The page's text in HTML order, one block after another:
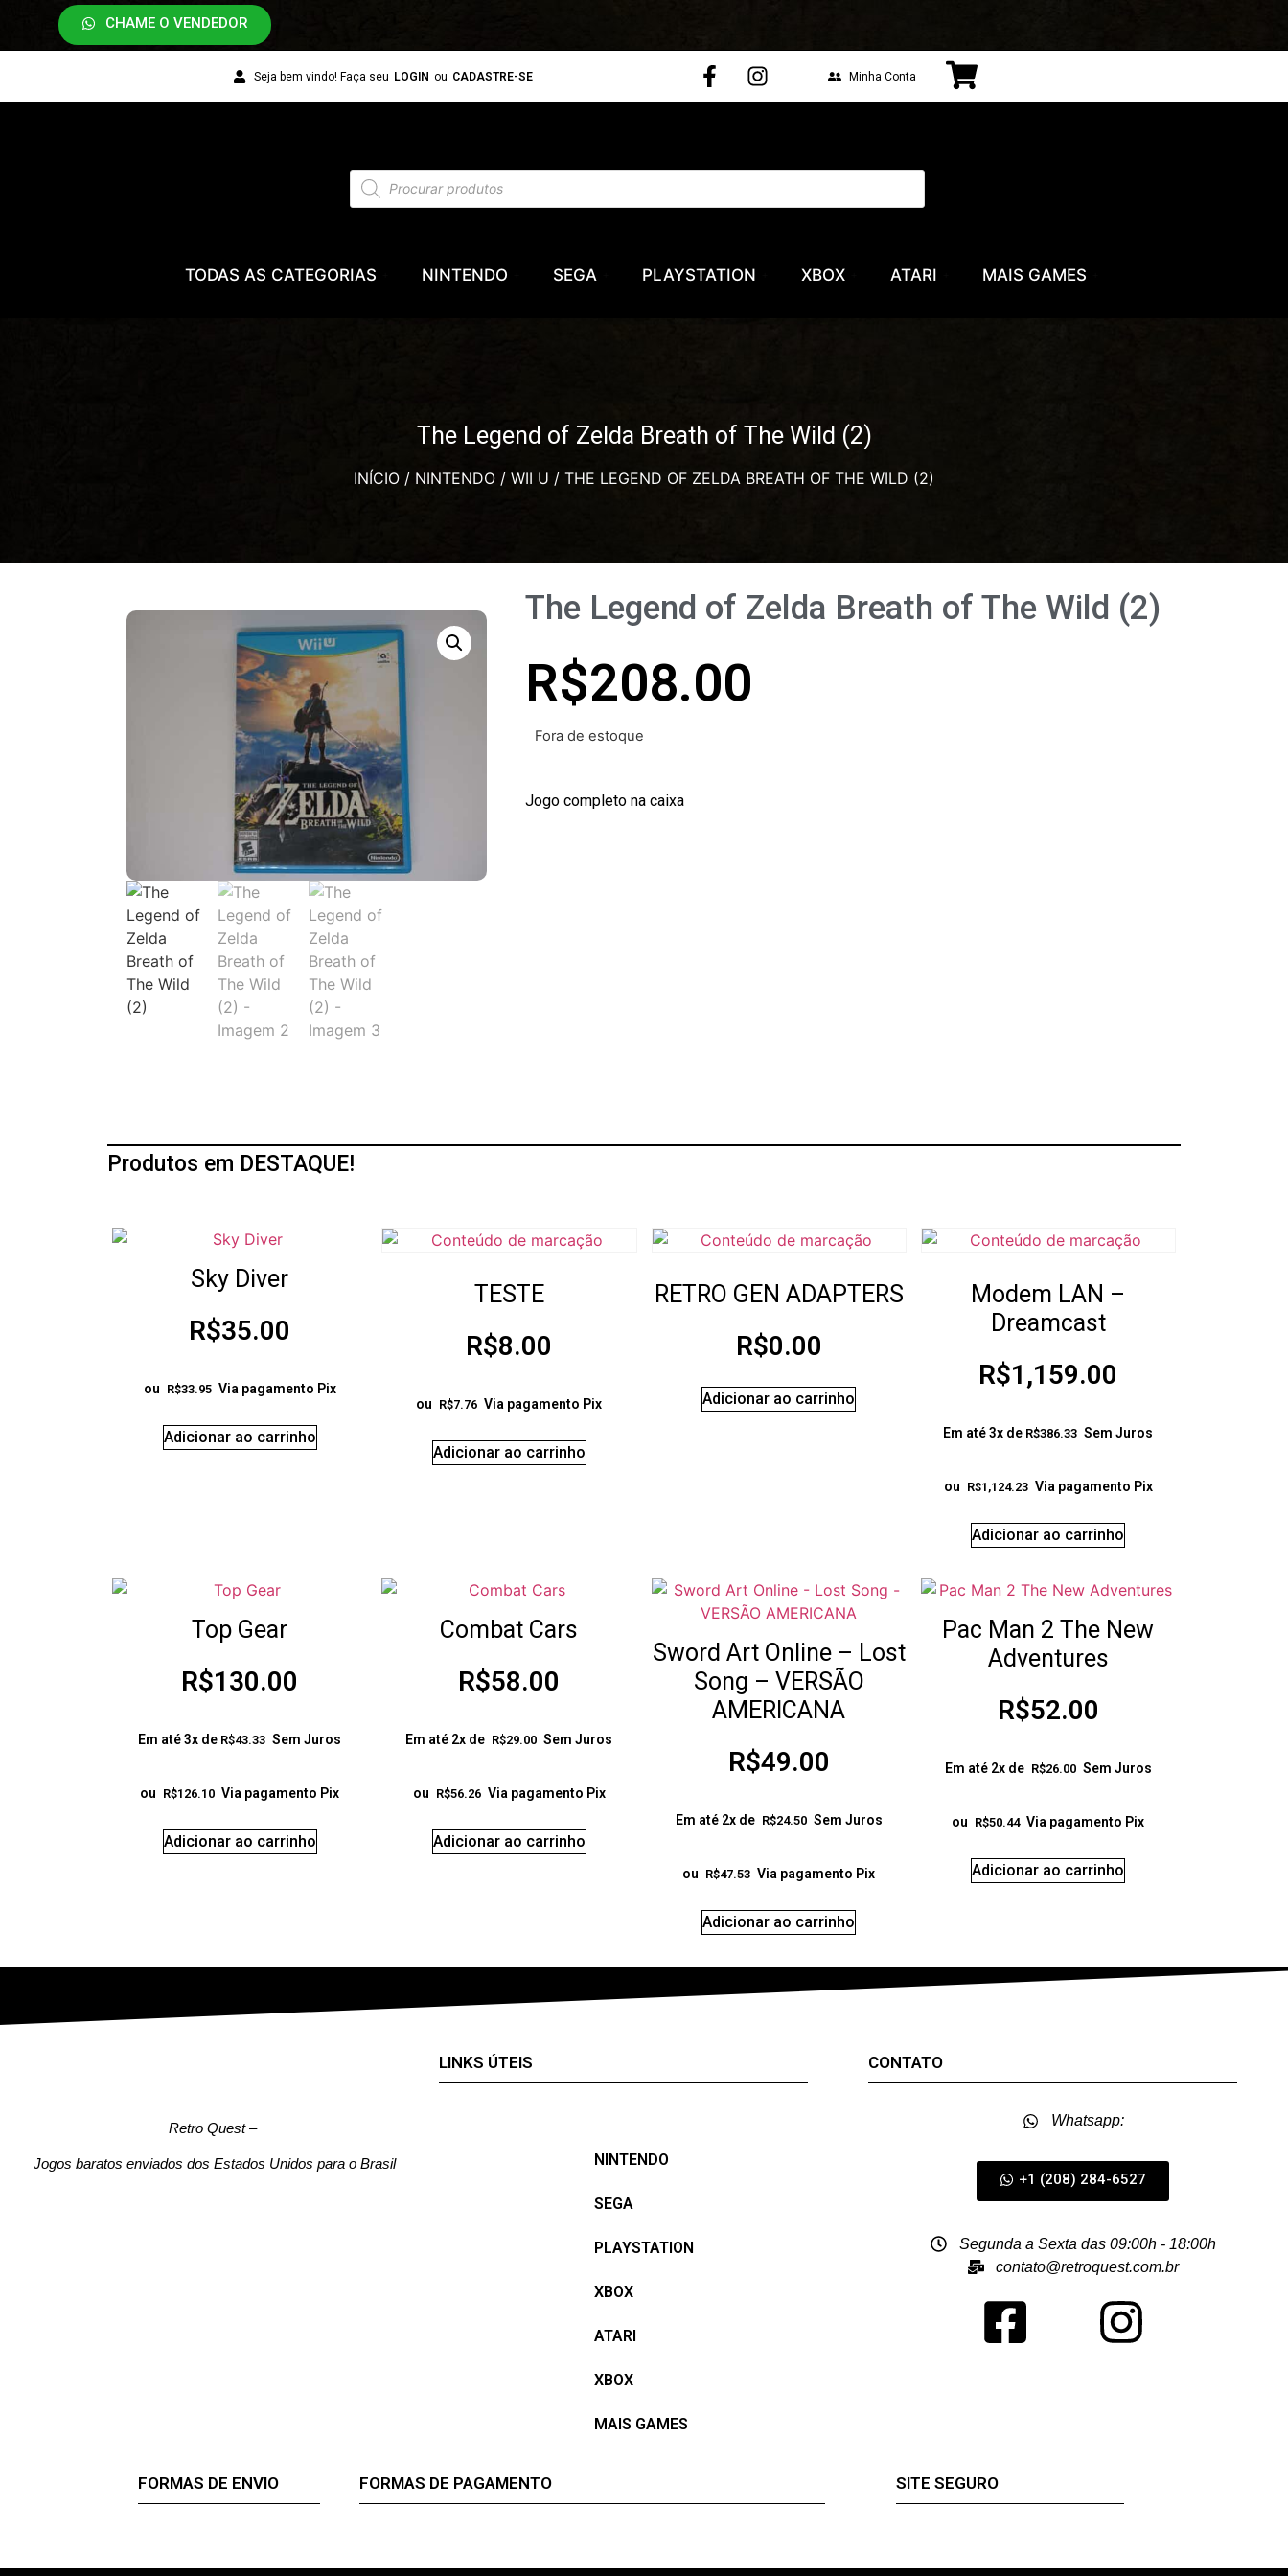
CHAME O VENDEDOR
Seja bem vindo! Faça seu LOGIN ou CADASTRE-SE Minha Conta
TODAS AS CATEGORIAS NINTENDO SEGA PLAYSTATION XBOX ATARI MAIS GAMES
The Legend of Zelda Breath of The Wild (2)
INÍCIO / NINTENDO / WII U / THE LEGEND OF ZELDA BREATH OF THE WILD (2)
The Legend of Zelda Breath of The Wild (2)
R$208.00
Fora de estoque
Jogo completo na caixa
Produtos em DESTAQUE!
Sky Diver
R$35.00
ou R$33.95 Via pagamento Pix
Adicionar ao carrinho
TESTE
R$8.00
ou R$7.76 Via pagamento Pix
Adicionar ao carrinho
RETRO GEN ADAPTERS
R$0.00
Adicionar ao carrinho
Modem LAN –
Dreamcast
R$1,159.00
Em até 3x de R$386.33 Sem Juros
ou R$1,124.23 Via pagamento Pix
Adicionar ao carrinho
Top Gear
R$130.00
Em até 3x de R$43.33 Sem Juros
ou R$126.10 Via pagamento Pix
Adicionar ao carrinho
Combat Cars
R$58.00
Em até 2x de R$29.00 Sem Juros
ou R$56.26 Via pagamento Pix
Adicionar ao carrinho
Sword Art Online – Lost
Song – VERSÃO
AMERICANA
R$49.00
Em até 2x de R$24.50 Sem Juros
ou R$47.53 Via pagamento Pix
Adicionar ao carrinho
Pac Man 2 The New
Adventures
R$52.00
Em até 2x de R$26.00 Sem Juros
ou R$50.44 Via pagamento Pix
Adicionar ao carrinho
Retro Quest–
Jogos baratos enviados dos Estados Unidos para o Brasil
LINKS ÚTEIS
NINTENDO
SEGA
PLAYSTATION
XBOX
ATARI
XBOX
MAIS GAMES
CONTATO
Whatsapp:
+1 (208) 284-6527
Segunda a Sexta das 09:00h - 18:00h
contato@retroquest.com.br
FORMAS DE ENVIO FORMAS DE PAGAMENTO SITE SEGURO